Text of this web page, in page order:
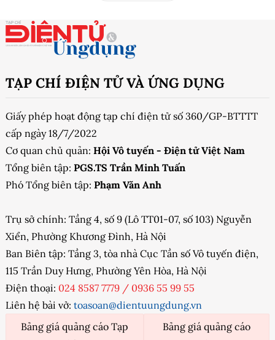
TẠP CHÍ ĐIỆN TỬ VÀ ỨNG DỤNG
Giấy phép hoạt động tạp chí điện tử số 360/GP-BTTTT
cấp ngày 18/7/2022
Cơ quan chủ quản: Hội Vô tuyến - Điện tử Việt Nam
Tổng biên tập: PGS.TS Trần Minh Tuấn
Phó Tổng biên tập: Phạm Văn Anh
Trụ sở chính: Tầng 4, số 9 (Lô TT01-07, số 103) Nguyễn
Xiển, Phường Khương Đình, Hà Nội
Ban Biên tập: Tầng 3, tòa nhà Cục Tần số Vô tuyến điện,
115 Trần Duy Hưng, Phường Yên Hòa, Hà Nội
Điện thoại: 024 8587 7779 / 0936 55 99 55
Liên hệ bài vở: toasoan@dientuungdung.vn
Bảng giá quảng cáo Tạp
Bảng giá quảng cáo